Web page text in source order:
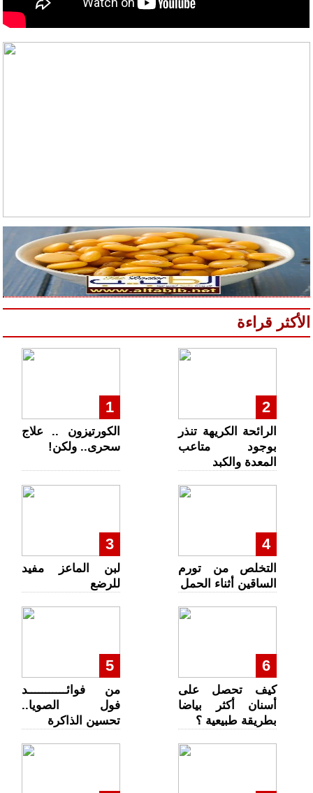
الأكثر قراءة
1
الكورتيزون .. علاج
سحرى.. ولكن!
2
الرائحة الكريهة تنذر
بوجود متاعب
المعدة والكبد
3
لبن الماعز مفيد
للرضع
4
التخلص من تورم
الساقين أثناء الحمل
5
من فوائـــــــــــد
فول الصويا..
تحسين الذاكرة
6
كيف تحصل على
أسنان أكثر بياضا
بطريقة طبيعية ؟